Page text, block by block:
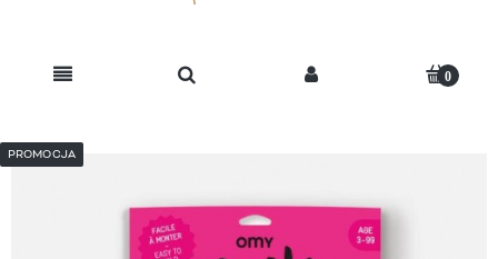
PROMOCJA